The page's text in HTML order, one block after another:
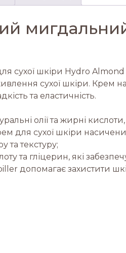
шкіри Hydro Almond
сухої шкіри. Крем
та еластичність.
олії та жирні
сухої шкіри насичений
та текстуру;
та гліцерин, які
допомагає захистити